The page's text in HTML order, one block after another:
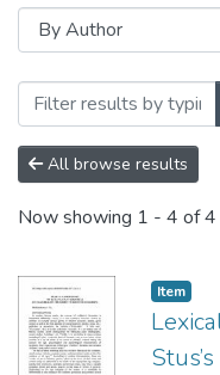
Browsing
All browse results
Now showing 1 - 4 of 4
Item